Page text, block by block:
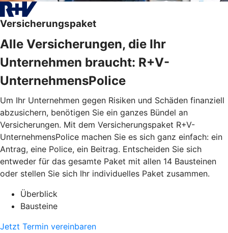
Versicherungspaket
Alle Versicherungen, die Ihr
Unternehmen braucht: R+V-
UnternehmensPolice
Um Ihr Unternehmen gegen Risiken und Schäden finanziell
abzusichern, benötigen Sie ein ganzes Bündel an
Versicherungen. Mit dem Versicherungspaket R+V-
UnternehmensPolice machen Sie es sich ganz einfach: ein
Antrag, eine Police, ein Beitrag. Entscheiden Sie sich
entweder für das gesamte Paket mit allen 14 Bausteinen
oder stellen Sie sich Ihr individuelles Paket zusammen.
Überblick
Bausteine
Jetzt Termin vereinbaren